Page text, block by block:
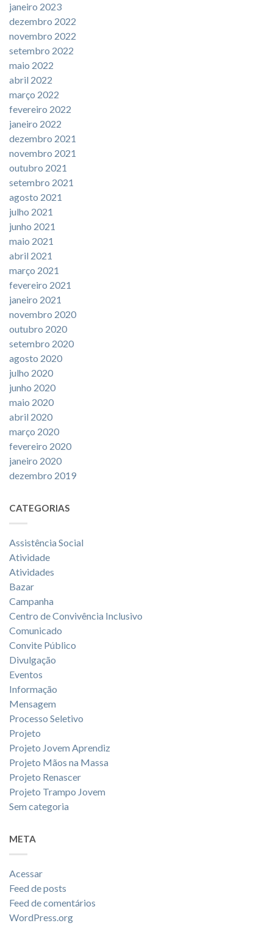
janeiro 2023
dezembro 2022
novembro 2022
setembro 2022
maio 2022
abril 2022
março 2022
fevereiro 2022
janeiro 2022
dezembro 2021
novembro 2021
outubro 2021
setembro 2021
agosto 2021
julho 2021
junho 2021
maio 2021
abril 2021
março 2021
fevereiro 2021
janeiro 2021
novembro 2020
outubro 2020
setembro 2020
agosto 2020
julho 2020
junho 2020
maio 2020
abril 2020
março 2020
fevereiro 2020
janeiro 2020
dezembro 2019
CATEGORIAS
Assistência Social
Atividade
Atividades
Bazar
Campanha
Centro de Convivência Inclusivo
Comunicado
Convite Público
Divulgação
Eventos
Informação
Mensagem
Processo Seletivo
Projeto
Projeto Jovem Aprendiz
Projeto Mãos na Massa
Projeto Renascer
Projeto Trampo Jovem
Sem categoria
META
Acessar
Feed de posts
Feed de comentários
WordPress.org